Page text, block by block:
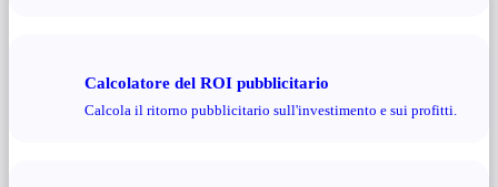
Calcolatore del ROI pubblicitario
Calcola il ritorno pubblicitario sull'investimento e sui profitti.